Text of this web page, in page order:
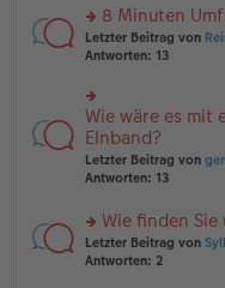
tr
a
g
e
n
er
tr
a
g
n
g
el
e
n
er
B
ei
tr
g
rs
te
u
n
g
el
es
e
er
B
ei
tr
8 Minuten
Letzter Beitrag von
Antworten: 13
rs
te
r
u
n
el
es
e
Wie wäre es mit
EInband?
Letzter Beitrag von
Antworten: 13
rs
te
Wie finden Sie
Letzter Beitrag von
Antworten: 2